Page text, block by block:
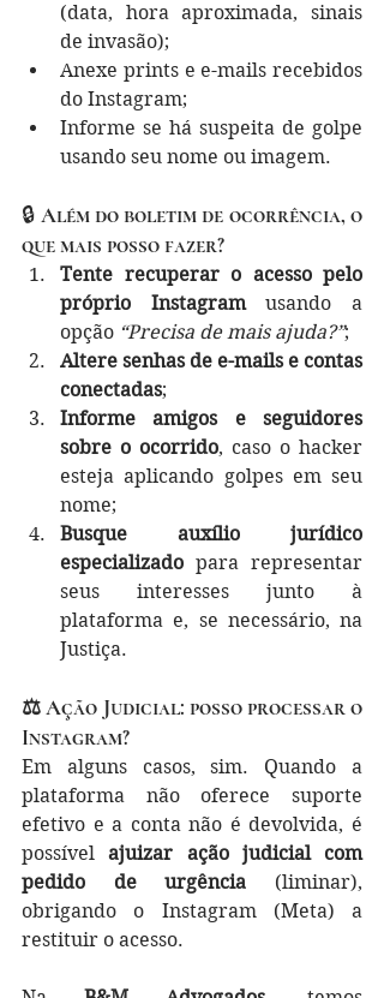
(data, hora aproximada, sinais
de invasão);
Anexe prints e e-mails recebidos
do Instagram;
Informe se há suspeita de golpe
usando seu nome ou imagem.
🔒 Além do boletim de ocorrência, o
que mais posso fazer?
Tente recuperar o acesso pelo
próprio Instagram usando a
opção “Precisa de mais ajuda?”;
Altere senhas de e-mails e contas
conectadas;
Informe amigos e seguidores
sobre o ocorrido, caso o hacker
esteja aplicando golpes em seu
nome;
Busque auxílio jurídico
especializado para representar
seus interesses junto à
plataforma e, se necessário, na
Justiça.
⚖️ Ação Judicial: posso processar o
Instagram?
Em alguns casos, sim. Quando a
plataforma não oferece suporte
efetivo e a conta não é devolvida, é
possível ajuizar ação judicial com
pedido de urgência (liminar),
obrigando o Instagram (Meta) a
restituir o acesso.